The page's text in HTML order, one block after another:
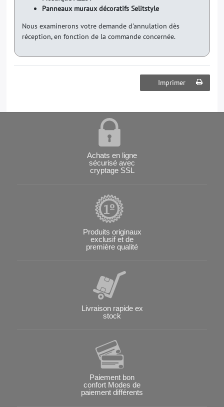
Panneaux muraux décoratifs Selitstyle
Nous examinerons votre demande d'annulation dès
réception, en fonction de la commande concernée.
Imprimer
Achats en ligne
sécurisé avec
cryptage SSL
Produits originaux
exclusif et de
première qualité
Livraison rapide ex
stock
Paiement bon
confort Modes de
paiement différents